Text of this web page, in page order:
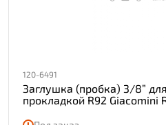
120-6491
Заглушка (пробка) 3/8”
прокладкой R92 Giacomini